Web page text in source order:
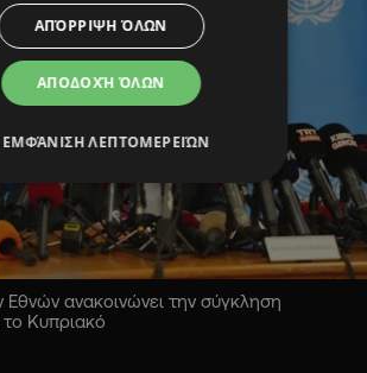
ανακοινώνει την σύγκληση
το Κυπριακό
ΑΠΟΔΟΧΉ ΌΛΩΝ
ΑΠΌΡΡΙΨΗ ΌΛΩΝ
ΕΜΦΆΝΙΣΗ ΛΕΠΤΟΜΕΡΕΙΏΝ